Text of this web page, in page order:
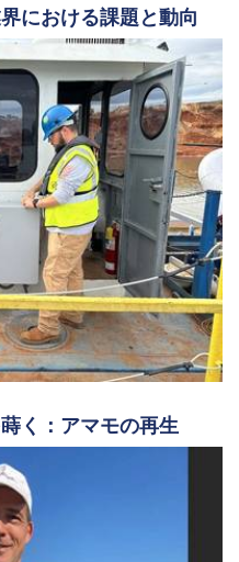
における課題と動向
く：アマモの再生